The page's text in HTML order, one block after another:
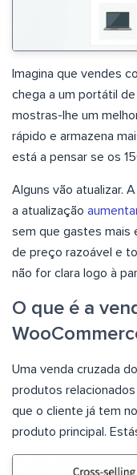
Imagina que vendes
chega a um portátil
mostras-lhe um
rápido e armazena
está a pensar se os
Alguns vão atualizar.
a atualização
sem que gastes mais
de preço razoável e
não for clara logo à
O que é a
Uma venda cruzada
produtos
que o cliente já tem
produto principal.